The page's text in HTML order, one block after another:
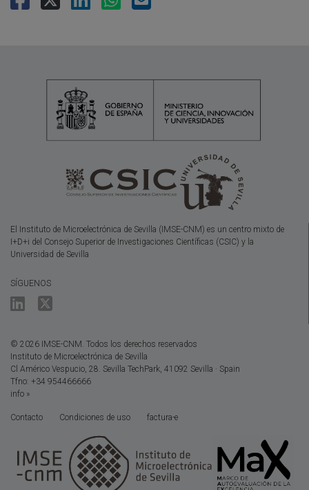
El Instituto de Microelectrónica de Sevilla (IMSE-CNM) es un centro mixto de
I+D+i del Consejo Superior de Investigaciones Científicas (CSIC) y la
Universidad de Sevilla
SÍGUENOS
© 2026 IMSE-CNM. Todos los derechos reservados
Instituto de Microelectrónica de Sevilla
Cl Américo Vespucio, 28. Sevilla TechPark, 41092 Sevilla · Spain
Tfno: +34 954466666
info »
Contacto Condiciones de uso factura-e